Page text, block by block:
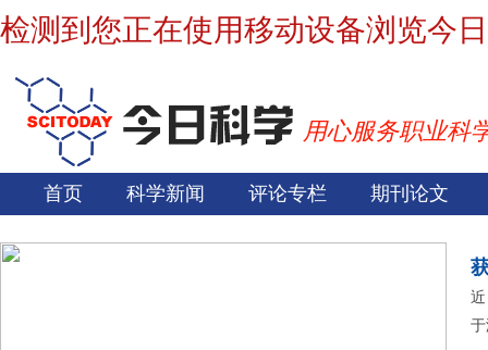
检测到您正在使用移动设备浏览今
用心服务职业科
首页 科学新闻 评论专栏 期刊论文